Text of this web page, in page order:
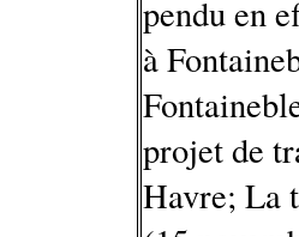
pendu en
à
projet de
Havre; La